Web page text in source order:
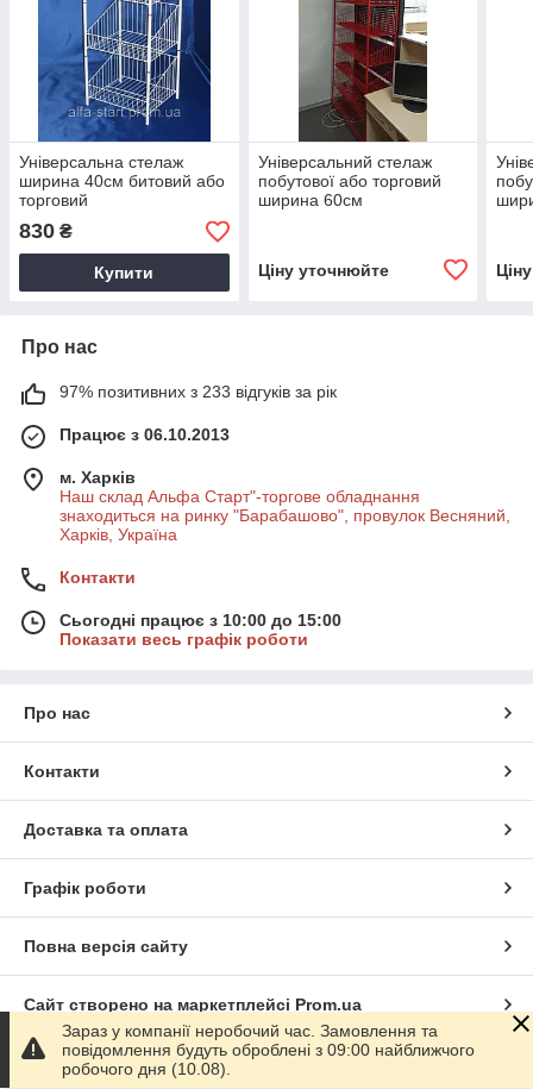
Універсальна стелаж
ширина 40см битовий або
торговий
830 ₴
Купити
Універсальний стелаж
побутової або торговий
ширина 60см
Ціну уточнюйте
Про нас
97% позитивних з 233 відгуків за рік
Працює з 06.10.2013
м. Харків
Наш склад Альфа Старт"-торгове обладнання
знаходиться на ринку "Барабашово", провулок Весняний,
Харків, Україна
Контакти
Сьогодні працює з 10:00 до 15:00
Показати весь графік роботи
Про нас
Контакти
Доставка та оплата
Графік роботи
Повна версія сайту
Сайт створено на маркетплейсі Prom.ua
Політика конфіденційності
Зараз у компанії неробочий час. Замовлення та
повідомлення будуть оброблені з 09:00 найближчого
робочого дня (10.08).